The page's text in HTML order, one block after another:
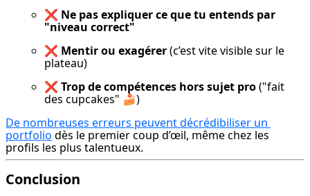
❌ Ne pas expliquer ce que tu entends par
"niveau correct"
❌ Mentir ou exagérer (c’est vite visible sur le
plateau)
❌ Trop de compétences hors sujet pro ("fait
des cupcakes" 🍰)
De nombreuses erreurs peuvent décrédibiliser un
portfolio dès le premier coup d’œil, même chez les
profils les plus talentueux.
Conclusion